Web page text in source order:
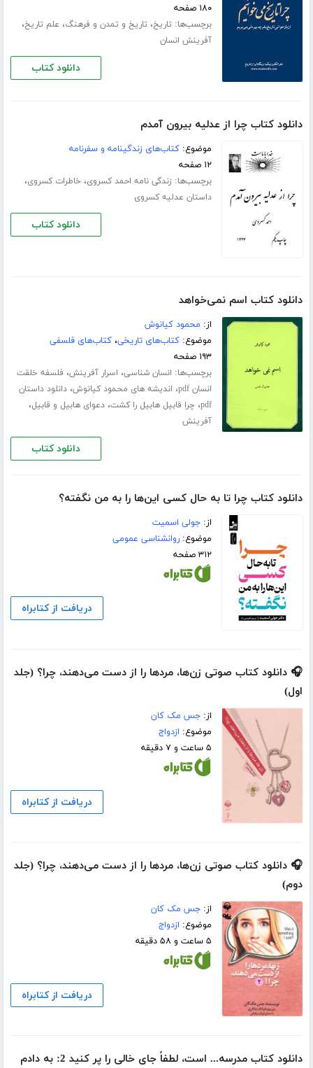
۱۸۰ صفحه
برچسب‌ها: تاریخ، تاریخ و تمدن و فرهنگ، علم تاریخ،
آفرینش انسان
دانلود کتاب
دانلود کتاب چرا از عدلیه بیرون آمدم
موضوع:کتاب‌های زندگینامه و سفرنامه
۱۲ صفحه
برچسب‌ها: زندگی نامه احمد کسروی، خاطرات کسروی،
داستان عدلیه کسروی
دانلود کتاب
دانلود کتاب اسم نمی‌خواهد
از: محمود کیانوش
موضوع:کتاب‌های تاریخی،کتاب‌های فلسفی
۱۹۳ صفحه
برچسب‌ها: انسان شناسی، اسرار آفرینش، فلسفه خلقت
انسان pdf
، اندیشه های محمود کیانوش،دانلود داستان
pdf، چرا قابیل هابیل را کشت،دعوای هابیل و قابیل،
آفرینش
دانلود کتاب
دانلود کتاب چرا تا به حال کسی این‌ها را به من نگفته؟
از:جولی اسمیت
موضوع:روانشناسی عمومی
۳۱۲ صفحه
دریافت از کتابراه
🎧 دانلود کتاب صوتی زن‌ها، مردها را از دست می‌دهند، چرا؟ (جلد
اول)
از:جس مک کان
موضوع: ازدواج
۵ ساعت و ۷ دقیقه
دریافت از کتابراه
🎧 دانلود کتاب صوتی زن‌ها، مردها را از دست می‌دهند، چرا؟ (جلد
دوم)
از:جس مک کان
موضوع: ازدواج
۵ ساعت و ۵۸ دقیقه
دریافت از کتابراه
دانلود کتاب مدرسه... است، لطفاً جای خالی را پر کنید 2: به دادم